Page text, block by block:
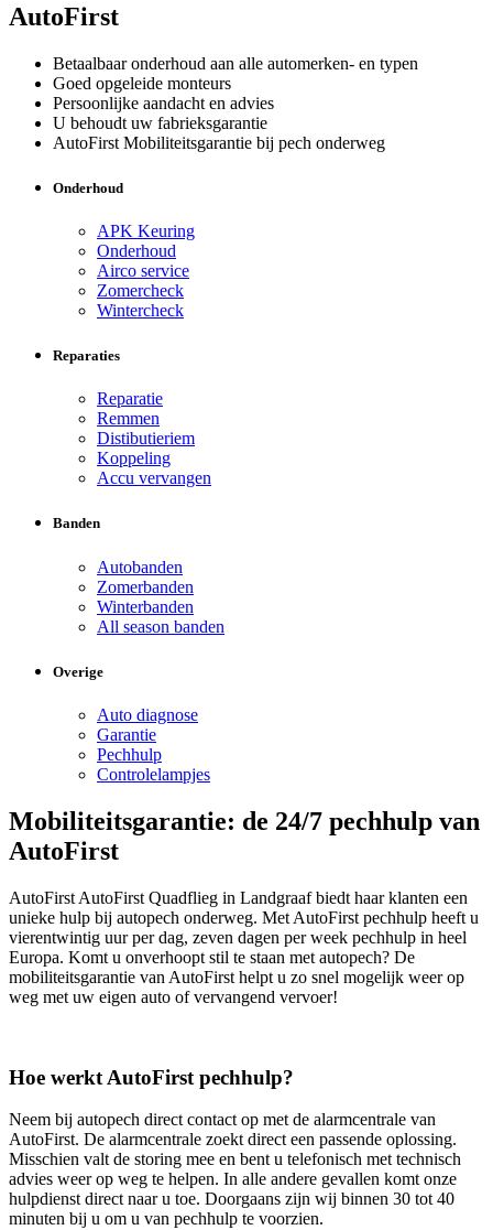
AutoFirst
Betaalbaar onderhoud aan alle automerken- en typen
Goed opgeleide monteurs
Persoonlijke aandacht en advies
U behoudt uw fabrieksgarantie
AutoFirst Mobiliteitsgarantie bij pech onderweg
Onderhoud
APK Keuring
Onderhoud
Airco service
Zomercheck
Wintercheck
Reparaties
Reparatie
Remmen
Distibutieriem
Koppeling
Accu vervangen
Banden
Autobanden
Zomerbanden
Winterbanden
All season banden
Overige
Auto diagnose
Garantie
Pechhulp
Controlelampjes
Mobiliteitsgarantie: de 24/7 pechhulp van
AutoFirst
AutoFirst AutoFirst Quadflieg in Landgraaf biedt haar klanten een
unieke hulp bij autopech onderweg. Met AutoFirst pechhulp heeft u
vierentwintig uur per dag, zeven dagen per week pechhulp in heel
Europa. Komt u onverhoopt stil te staan met autopech? De
mobiliteitsgarantie van AutoFirst helpt u zo snel mogelijk weer op
weg met uw eigen auto of vervangend vervoer!
Hoe werkt AutoFirst pechhulp?
Neem bij autopech direct contact op met de alarmcentrale van
AutoFirst. De alarmcentrale zoekt direct een passende oplossing.
Misschien valt de storing mee en bent u telefonisch met technisch
advies weer op weg te helpen. In alle andere gevallen komt onze
hulpdienst direct naar u toe. Doorgaans zijn wij binnen 30 tot 40
minuten bij u om u van pechhulp te voorzien.